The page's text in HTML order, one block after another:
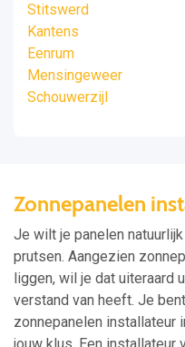
Stitswerd
Kantens
Eenrum
Mensingeweer
Schouwerzijl
Zonnepanelen
Je wilt je panelen
prutsen. Aangezien
liggen, wil je dat uiteraard
verstand van heeft. Je
zonnepanelen installateur